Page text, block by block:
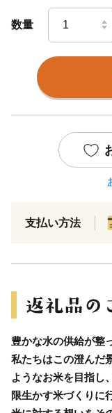
数量
支払い方法
豊かな水の供給が整
私たちはこの澄んだ
ようなお米を目指し
限生かす米づくりに